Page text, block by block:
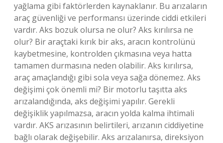
yağlama gibi faktörlerden kaynaklanır. Bu arızaların
araç güvenliği ve performansı üzerinde ciddi etkileri
vardır. Aks bozuk olursa ne olur? Aks kırılırsa ne
olur? Bir araçtaki kırık bir aks, aracın kontrolünü
kaybetmesine, kontrolden çıkmasına veya hatta
tamamen durmasına neden olabilir. Aks kırılırsa,
araç amaçlandığı gibi sola veya sağa dönemez. Aks
değişimi çok önemli mi? Bir motorlu taşıtta aks
arızalandığında, aks değişimi yapılır. Gerekli
değişiklik yapılmazsa, aracın yolda kalma ihtimali
vardır. AKS arızasının belirtileri, arızanın ciddiyetine
bağlı olarak değişebilir. Aks arızalanırsa, direksiyon